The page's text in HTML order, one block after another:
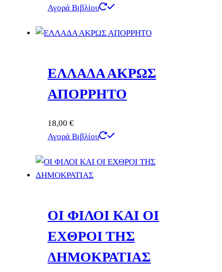
Αγορά Βιβλίου
ΕΛΛΑΔΑ ΑΚΡΩΣ
ΑΠΟΡΡΗΤΟ
18,00 €
Αγορά Βιβλίου
ΟΙ ΦΙΛΟΙ ΚΑΙ ΟΙ
ΕΧΘΡΟΙ ΤΗΣ
ΔΗΜΟΚΡΑΤΙΑΣ